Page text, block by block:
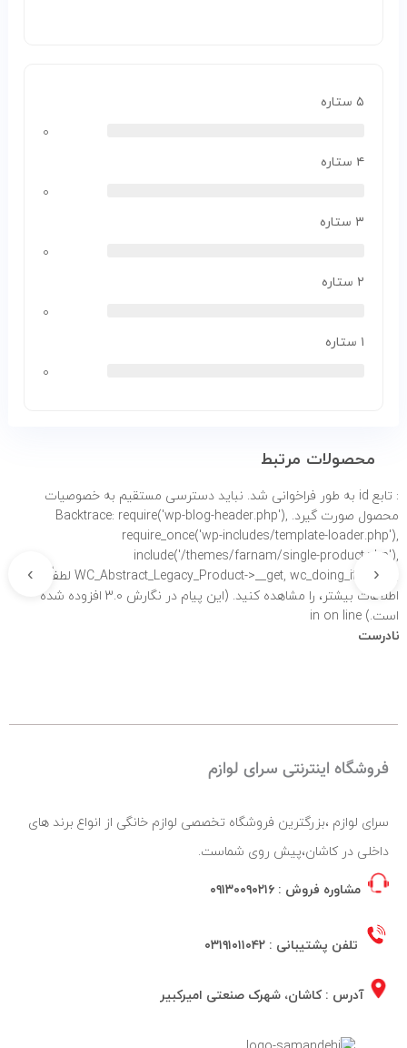
۵ ستاره
۰
۴ ستاره
۰
۳ ستاره
۰
۲ ستاره
۰
۱ ستاره
۰
محصولات مرتبط
: تابع id به طور
فراخوانی شد. نباید دسترسی مستقیم به خصوصیات
محصول صورت گیرد. Backtrace: require('wp-blog-header.php'),
require_once('wp-includes/template-loader.php'),
include('/themes/farnam/single-product.php'),
WC_Abstract_Legacy_Product->__get, wc_doing_it_wrong لطفاً برای
اطلاعات بیشتر،
را مشاهده کنید. (این پیام در نگارش 3.0 افزوده شده
است.) in on line
نادرست
‹
›
فروشگاه اینترنتی سرای لوازم
سرای لوازم ،بزرگترین فروشگاه تخصصی لوازم خانگی از انواع برند های
داخلی در کاشان،پیش روی شماست.
مشاوره فروش : ۰۹۱۳۰۰۹۰۲۱۶
تلفن پشتیبانی : ۰۳۱۹۱۰۱۱۰۴۲
آدرس : کاشان، شهرک صنعتی امیرکبیر